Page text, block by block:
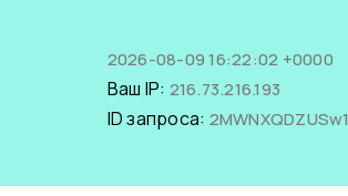
2026-08-09 16:22:02 +0000
Ваш IP: 216.73.216.193
ID запроса: 2MWNXQDZUSw1